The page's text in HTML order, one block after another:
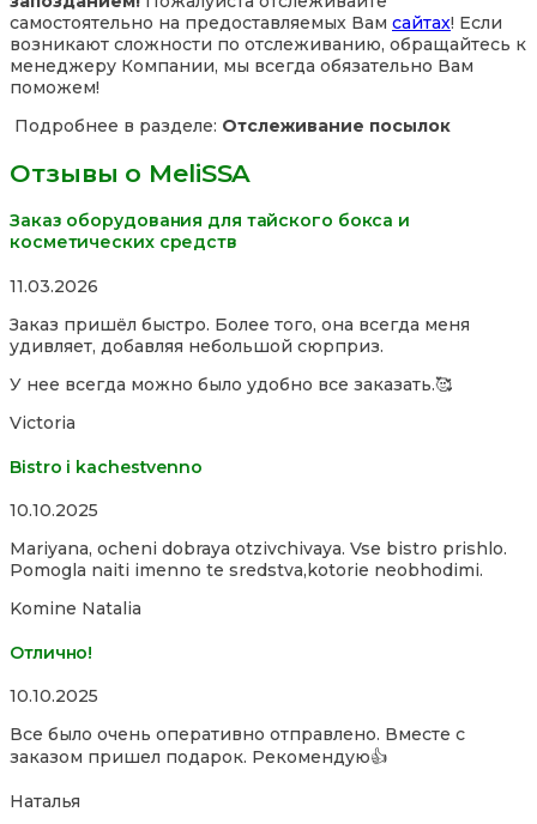
самостоятельно на предоставляемых Вам сайтах! Если
возникают сложности по отслеживанию, обращайтесь к
менеджеру Компании, мы всегда обязательно Вам
поможем!
Подробнее в разделе: Отслеживание посылок
Отзывы о MeliSSA
Заказ оборудования для тайского бокса и
косметических средств
Rated
out
of
11.03.2026
Заказ пришёл быстро. Более того, она всегда меня
удивляет, добавляя небольшой сюрприз.
У нее всегда можно было удобно все заказать.🥰
Victoria
Bistro i kachestvenno
Rated
out
of
10.10.2025
Mariyana, ocheni dobraya otzivchivaya. Vse bistro prishlo.
Pomogla naiti imenno te sredstva,kotorie neobhodimi.
Komine Natalia
Отлично!
Rated
out
of
10.10.2025
Все было очень оперативно отправлено. Вместе с
заказом пришел подарок. Рекомендую👍
Наталья